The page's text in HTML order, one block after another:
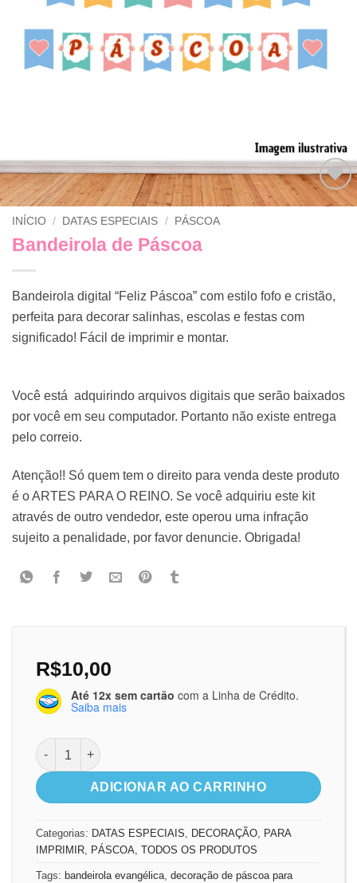
Adicionar
INÍCIO / DATAS ESPECIAIS / PÁSCOA
Bandeirola de Páscoa
Bandeirola digital “Feliz Páscoa” com estilo fofo e cristão,
perfeita para decorar salinhas, escolas e festas com
significado! Fácil de imprimir e montar.
Você está adquirindo arquivos digitais que serão baixados
por você em seu computador. Portanto não existe entrega
pelo correio.
Atenção!! Só quem tem o direito para venda deste produto
é o ARTES PARA O REINO. Se você adquiriu este kit
através de outro vendedor, este operou uma infração
sujeito a penalidade, por favor denuncie. Obrigada!
R$10,00
Até 12x sem cartão com a Linha de Crédito.
Saiba mais
Bandeirola de Páscoa quantidade
ADICIONAR AO CARRINHO
Categorias: DATAS ESPECIAIS, DECORAÇÃO, PARA
IMPRIMIR, PÁSCOA, TODOS OS PRODUTOS
Tags: bandeirola evangélica, decoração de páscoa para